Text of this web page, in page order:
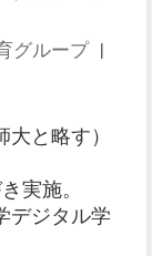
グループ |
と略す）
実施。
デジタル学